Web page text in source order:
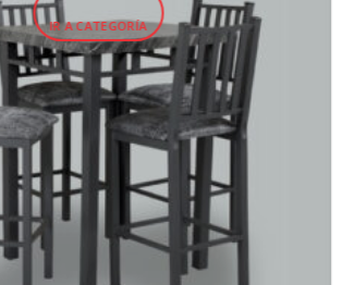
IR A CATEGORÍA